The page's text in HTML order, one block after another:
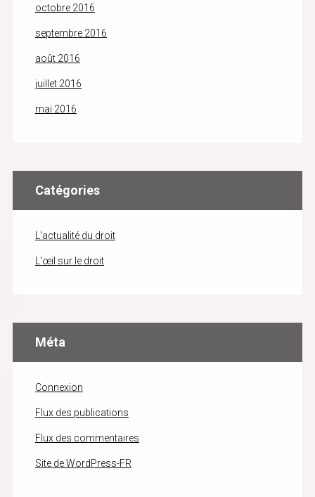
octobre 2016
septembre 2016
août 2016
juillet 2016
mai 2016
Catégories
L'actualité du droit
L'œil sur le droit
Méta
Connexion
Flux des publications
Flux des commentaires
Site de WordPress-FR